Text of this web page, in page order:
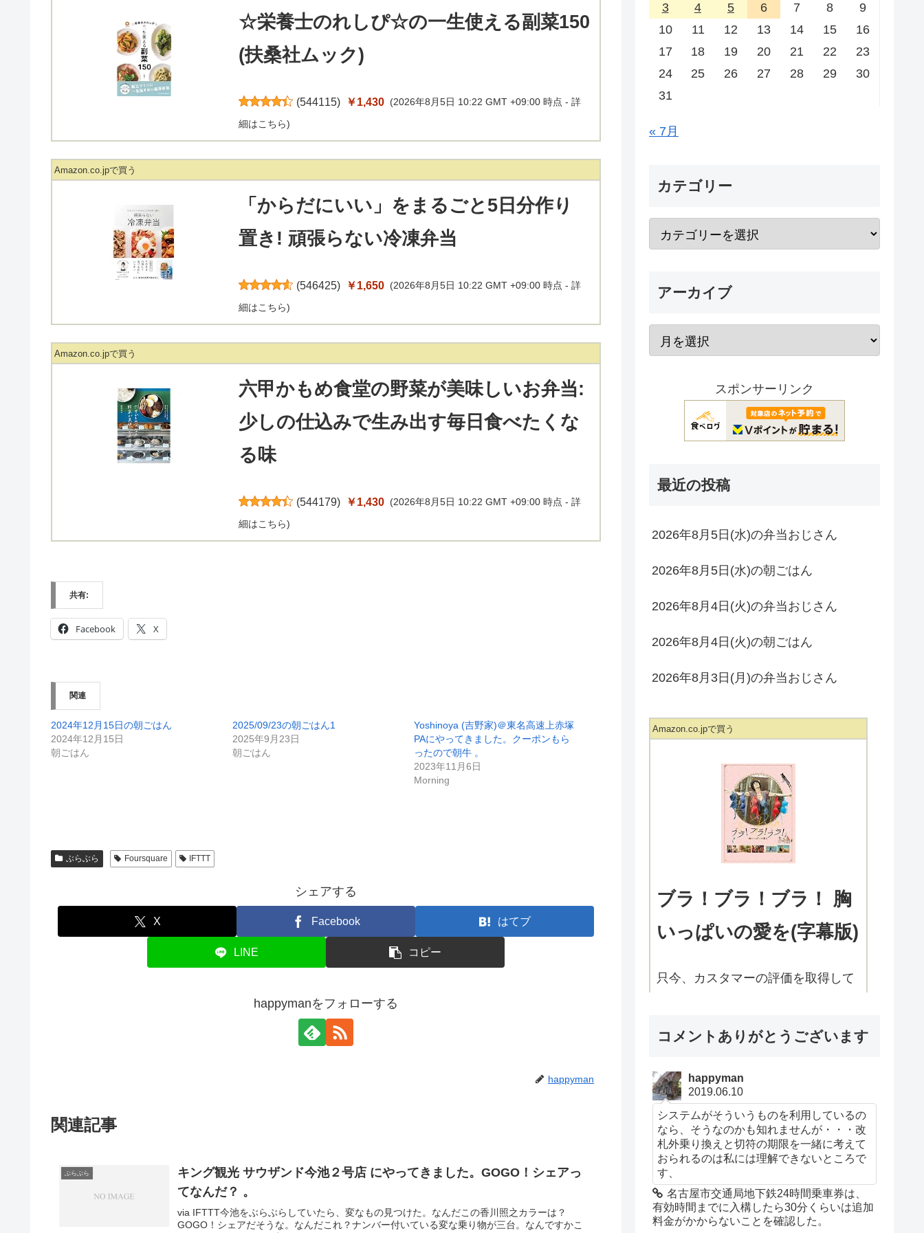
☆栄養士のれしぴ☆の一生使える副菜150
(扶桑社ムック)
(544115) ￥1,430 (2026年8月5日 10:22 GMT +09:00 時点 -詳
細はこちら)
Amazon.co.jpで買う
「からだにいい」をまるごと5日分作り
置き! 頑張らない冷凍弁当
(546425) ￥1,650 (2026年8月5日 10:22 GMT +09:00 時点 -詳
細はこちら)
Amazon.co.jpで買う
六甲かもめ食堂の野菜が美味しいお弁当:
少しの仕込みで生み出す毎日食べたくな
る味
(544179) ￥1,430 (2026年8月5日 10:22 GMT +09:00 時点 -詳
細はこちら)
共有:
Facebook X
関連
2024年12月15日の朝ごはん
2024年12月15日
朝ごはん
2025/09/23の朝ごはん1
2025年9月23日
朝ごはん
Yoshinoya (吉野家)＠東名高速上赤塚
PAにやってきました。クーポンもら
ったので朝牛 。
2023年11月6日
Morning
ぶらぶら Foursquare IFTTT
シェアする
X Facebook はてブ
LINE コピー
happymanをフォローする
happyman
関連記事
ぶらぶら
キング観光 サウザンド今池２号店 にやってきました。GOGO！シェアっ
てなんだ？ 。
via IFTTT今池をぶらぶらしていたら、変なもの見つけた。なんだこの香川照之カラーは？
GOGO！シェアだそうな。なんだこれ？ナンバー付いている変な乗り物が三台。なんですかこ
3
4 5 6 7 8
9
10
11 12 13 14 15
16
17
18 19 20 21 22
23
24
25 26 27 28 29
30
31
« 7月
カテゴリー
アーカイブ
スポンサーリンク
最近の投稿
2026年8月5日(水)の弁当おじさん
2026年8月5日(水)の朝ごはん
2026年8月4日(火)の弁当おじさん
2026年8月4日(火)の朝ごはん
2026年8月3日(月)の弁当おじさん
Amazon.co.jpで買う
ブラ！ブラ！ブラ！ 胸
いっぱいの愛を(字幕版)
只今、カスタマーの評価を取得して
時点 - 詳細はこちら
Amazon.co.jpで買う
コメントありがとうございます
happyman
2019.06.10
システムがそういうものを利用しているの
なら、そうなのかも知れませんが・・・改
札外乗り換えと切符の期限を一緒に考えて
おられるのは私には理解できないところで
す、
名古屋市交通局地下鉄24時間乗車券は、
有効時間までに入構したら30分くらいは追加
料金がかからないことを確認した。